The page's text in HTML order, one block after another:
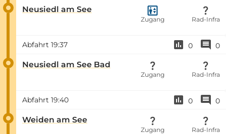
Neusiedl am See
Zugang Rad-Infra
Abfahrt 19:37 0 0
Neusiedl am See Bad
Zugang Rad-Infra
Abfahrt 19:40 0 0
Weiden am See
Zugang Rad-Infra